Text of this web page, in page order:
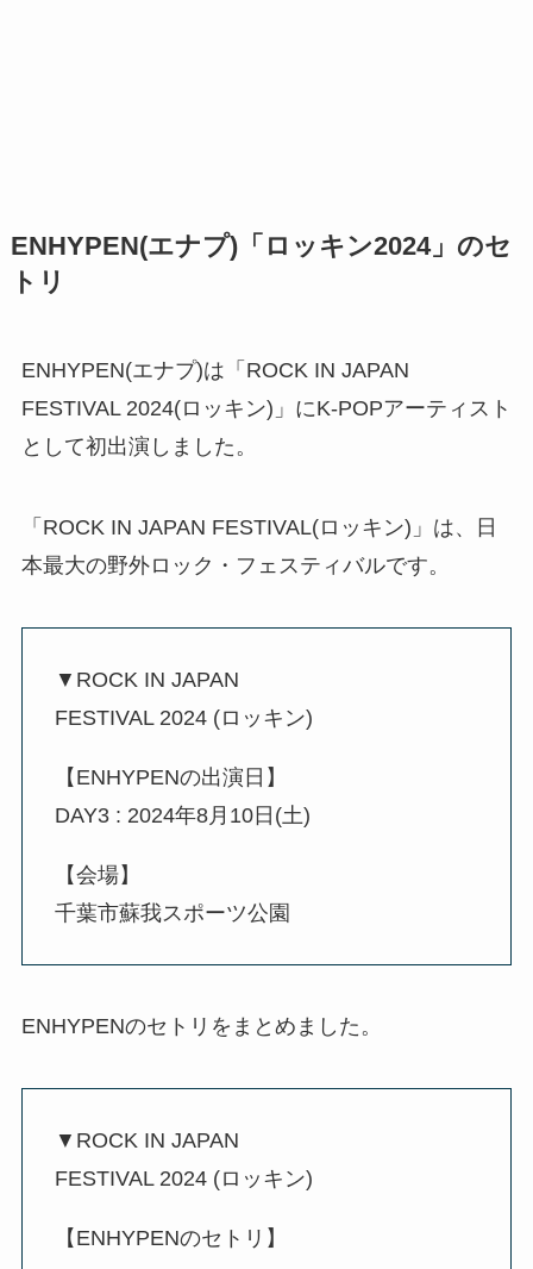
ENHYPEN(エナプ)「ロッキン2024」のセ
トリ
ENHYPEN(エナプ)は「ROCK IN JAPAN
FESTIVAL 2024(ロッキン)」にK-POPアーティスト
として初出演しました。
「ROCK IN JAPAN FESTIVAL(ロッキン)」は、日
本最大の野外ロック・フェスティバルです。
▼ROCK IN JAPAN
FESTIVAL 2024 (ロッキン)
【ENHYPENの出演日】
DAY3 : 2024年8月10日(土)
【会場】
千葉市蘇我スポーツ公園
ENHYPENのセトリをまとめました。
▼ROCK IN JAPAN
FESTIVAL 2024 (ロッキン)
【ENHYPENのセトリ】